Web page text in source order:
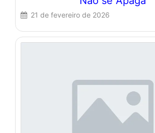
21 de fevereiro de 2026